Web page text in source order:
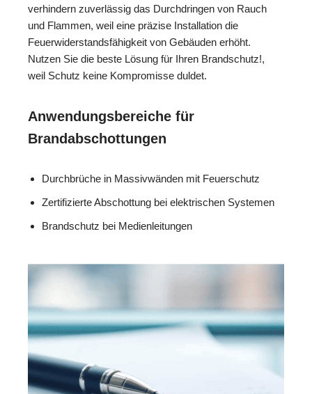
verhindern zuverlässig das Durchdringen von Rauch
und Flammen, weil eine präzise Installation die
Feuerwiderstandsfähigkeit von Gebäuden erhöht.
Nutzen Sie die beste Lösung für Ihren Brandschutz!,
weil Schutz keine Kompromisse duldet.
Anwendungsbereiche für
Brandabschottungen
Durchbrüche in Massivwänden mit Feuerschutz
Zertifizierte Abschottung bei elektrischen Systemen
Brandschutz bei Medienleitungen